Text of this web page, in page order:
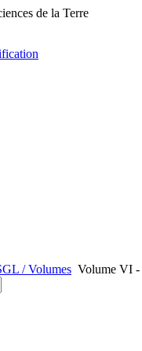
de la Terre
/ Volumes Volume VI -